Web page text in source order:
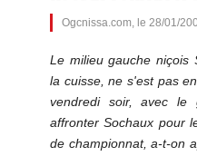
Ogcnissa.com, le 28/01/
Le milieu gauche niçois
la cuisse, ne s'est pas
vendredi soir, avec le
affronter Sochaux pour
de championnat, a-t-on